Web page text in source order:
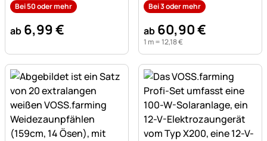
Bei 50 oder mehr
ab 6,99€
Bei 3 oder mehr
ab 60,90€
1 m =12,18€